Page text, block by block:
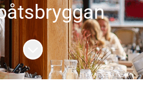
Skrolla för mer innehåll